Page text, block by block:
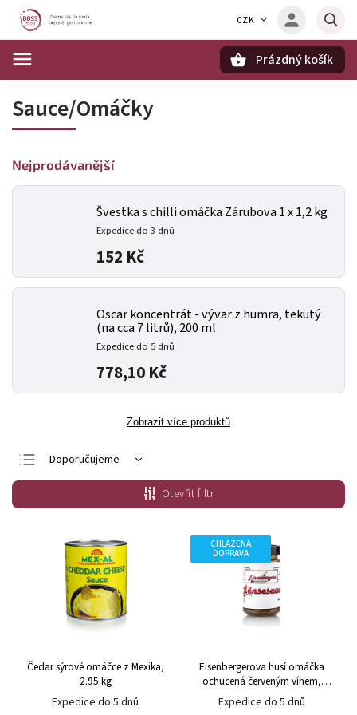
CZK
Prázdný košík
Sauce/Omáčky
Nejprodávanější
Švestka s chilli omáčka Zárubova 1 x 1,2 kg
Expedice do 3 dnů
152 Kč
Oscar koncentrát - vývar z humra, tekutý
(na cca 7 litrů), 200 ml
Expedice do 5 dnů
778,10 Kč
Zobrazit více produktů
Doporučujeme
Nejlevnější
Nejdražší
Nejprodávanější
Abecedně
Otevřít filtr
Čedar sýrové omáčce z Mexika,
2.95 kg
Expedice do 5 dnů
CHLAZENÁ
DOPRAVA
Eisenbergerova husí omáčka
ochucená červeným vínem,
zimní sezóna, 225 ml
Expedice do 5 dnů